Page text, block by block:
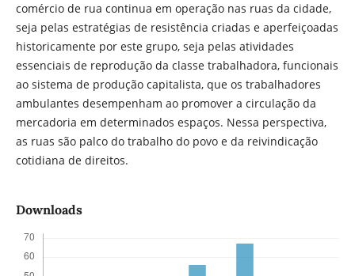
comércio de rua continua em operação nas ruas da cidade,
seja pelas estratégias de resistência criadas e aperfeiçoadas
historicamente por este grupo, seja pelas atividades
essenciais de reprodução da classe trabalhadora, funcionais
ao sistema de produção capitalista, que os trabalhadores
ambulantes desempenham ao promover a circulação da
mercadoria em determinados espaços. Nessa perspectiva,
as ruas são palco do trabalho do povo e da reivindicação
cotidiana de direitos.
Downloads